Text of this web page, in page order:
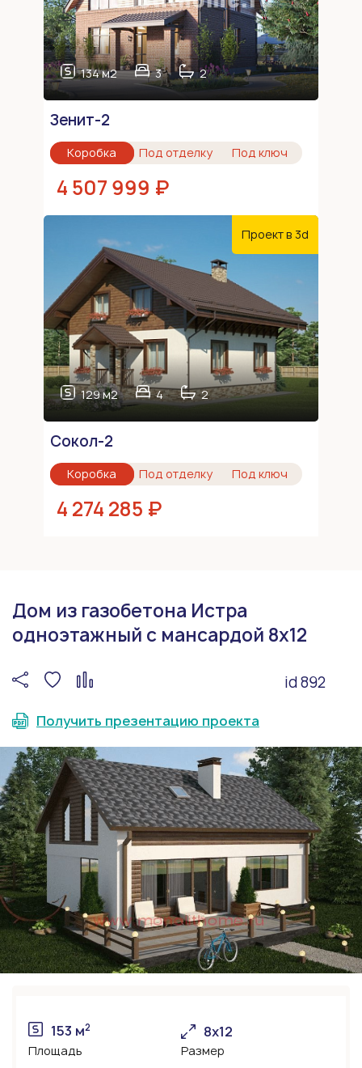
134 м2 3 2
Зенит-2
Коробка Под отделку Под ключ
4 507 999 ₽
129 м2 4 2
Проект в 3d
Сокол-2
Коробка Под отделку Под ключ
4 274 285 ₽
Дом из газобетона Истра
одноэтажный с мансардой 8x12
id 892
Получить презентацию проекта
153 м2
Площадь
8x12
Размер